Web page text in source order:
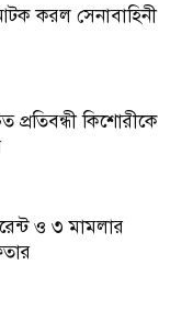
করল সেনাবাহিনী
প্রতিবন্ধী কিশোরীকে
ও ৩ মামলার